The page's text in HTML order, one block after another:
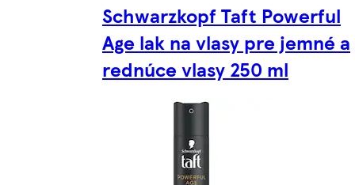
Schwarzkopf Taft Powerful
Age lak na vlasy pre jemné a
rednúce vlasy 250 ml